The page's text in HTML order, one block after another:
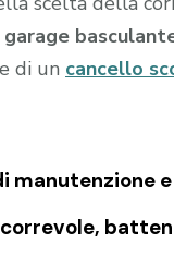
garage
di un cancello
manutenzione